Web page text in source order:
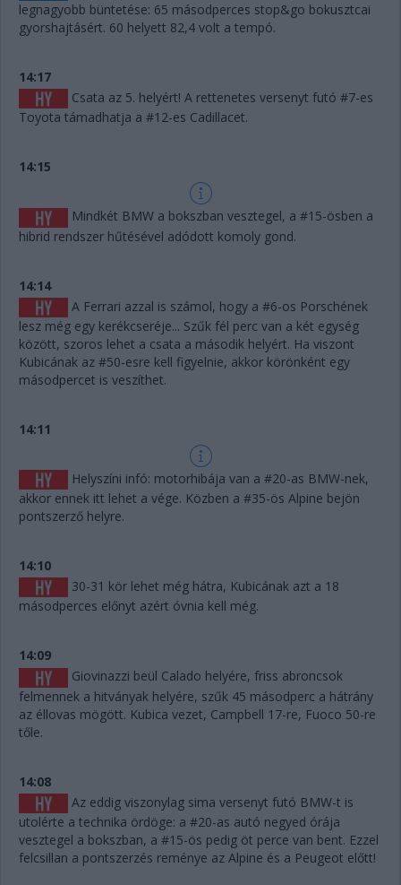
legnagyobb büntetése: 65 másodperces stop&go bokusztcai
gyorshajtásért. 60 helyett 82,4 volt a tempó.
14:17
Csata az 5. helyért! A rettenetes versenyt futó #7-es
Toyota támadhatja a #12-es Cadillacet.
14:15
Mindkét BMW a bokszban vesztegel, a #15-ösben a
hibrid rendszer hűtésével adódott komoly gond.
14:14
A Ferrari azzal is számol, hogy a #6-os Porschének
lesz még egy kerékcseréje... Szűk fél perc van a két egység
között, szoros lehet a csata a második helyért. Ha viszont
Kubicának az #50-esre kell figyelnie, akkor körönként egy
másodpercet is veszíthet.
14:11
Helyszíni infó: motorhibája van a #20-as BMW-nek,
akkor ennek itt lehet a vége. Közben a #35-ös Alpine bejön
pontszerző helyre.
14:10
30-31 kör lehet még hátra, Kubicának azt a 18
másodperces előnyt azért óvnia kell még.
14:09
Giovinazzi beül Calado helyére, friss abroncsok
felmennek a hitványak helyére, szűk 45 másodperc a hátrány
az éllovas mögött. Kubica vezet, Campbell 17-re, Fuoco 50-re
tőle.
14:08
Az eddig viszonylag sima versenyt futó BMW-t is
utolérte a technika ördöge: a #20-as autó negyed órája
vesztegel a bokszban, a #15-ös pedig öt perce van bent. Ezzel
felcsillan a pontszerzés reménye az Alpine és a Peugeot előtt!